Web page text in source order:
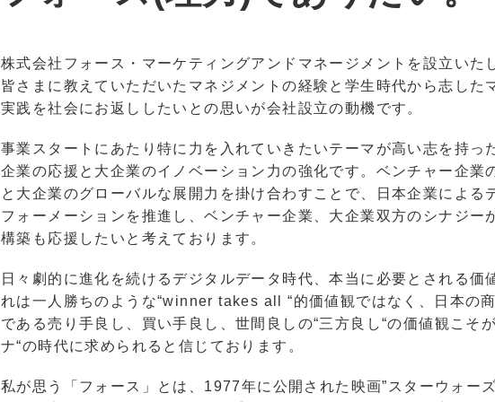
株式会社フォース・マーケティングアンドマネージメントを設立いた
皆さまに教えていただいたマネジメントの経験と学生時代から志した
実践を社会にお返ししたいとの思いが会社設立の動機です。
事業スタートにあたり特に力を入れていきたいテーマが高い志を持っ
企業の応援と大企業のイノベーション力の強化です。ベンチャー企業
と大企業のグローバルな展開力を掛け合わすことで、日本企業による
フォーメーションを推進し、ベンチャー企業、大企業双方のシナジー
構築も応援したいと考えております。
日々劇的に進化を続けるデジタルデータ時代、本当に必要とされる価
れは一人勝ちのような“winner takes all “的価値観ではなく、日本の
である売り手良し、買い手良し、世間良しの“三方良し“の価値観こそ
ナ“の時代に求められると信じております。
私が思う「フォース」とは、1977年に公開された映画”スターウォー